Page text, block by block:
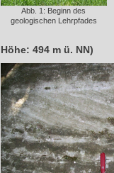
Abb. 1: Beginn des
geologischen Lehrpfades
Höhe: 494 m ü. NN)